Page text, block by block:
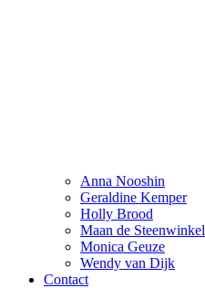
Anna Nooshin
Geraldine Kemper
Holly Brood
Maan de Steenwinkel
Monica Geuze
Wendy van Dijk
Contact